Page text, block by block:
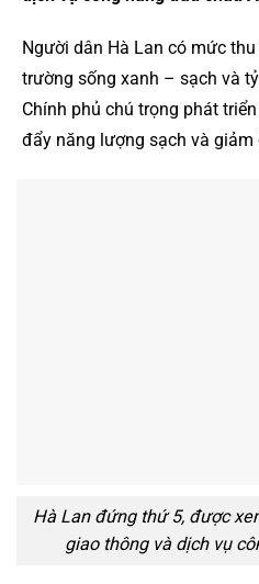
Người dân Hà Lan có mức
trường sống xanh – sạch và
Chính phủ chú trọng phát triển
đẩy năng lượng sạch và giảm
Hà Lan đứng thứ 5, được
giao thông và dịch vụ